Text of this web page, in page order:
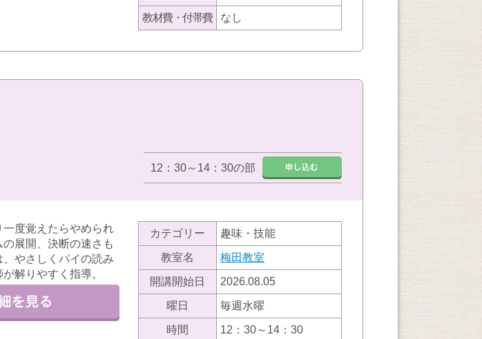
教材費・付帯費 なし
12：30～14：30の部
度覚えたらやめられ
展開、決断の速さも
やさしくパイの読み
解りやすく指導。
カテゴリー 趣味・技能
教室名 梅田教室
開講開始日 2026.08.05
曜日 毎週水曜
時間 12：30～14：30